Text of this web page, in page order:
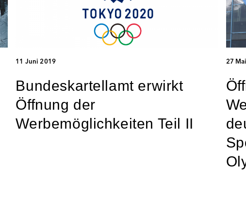
11 Juni 2019
Bundeskartellamt erwirkt
Öffnung der
Werbemöglichkeiten Teil II
27